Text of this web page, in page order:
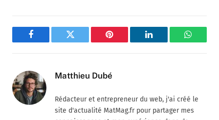
Facebook Twitter Pinterest LinkedIn
Matthieu Dubé
Rédacteur et entrepreneur du web, j'ai créé le
site d'actualité MatMag.fr pour partager mes